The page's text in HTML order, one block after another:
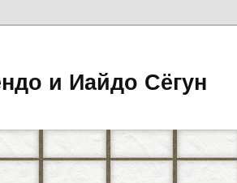
и Иайдо Сёгун